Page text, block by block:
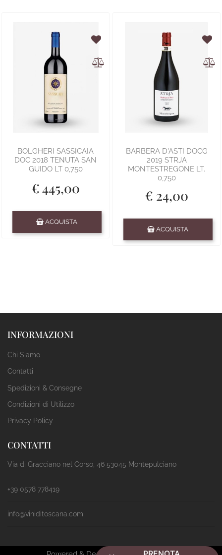
BOLGHERI SASSICAIA
DOC 2018 TENUTA SAN
GUIDO LT 0,750
€ 445,00
ACQUISTA
BARBERA D'ASTI DOCG
2019 STRJA
MONTESTREGONE LT.
0,750
€ 24,00
ACQUISTA
INFORMAZIONI
Chi Siamo
Contatti
Spedizioni & Consegne
Condizioni di Utilizzo
Privacy Policy
CONTATTI
Via di Gracciano nel Corso, 46 53045 Montepulciano
+39 0578 778419
info@viniditoscana.com